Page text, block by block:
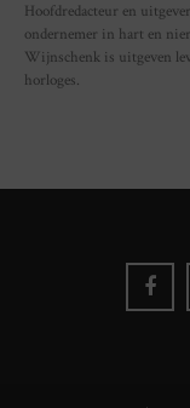
Hoofdredacteur en
ondernemer in hart en
Wijnschenk is uitgeven
horloges.